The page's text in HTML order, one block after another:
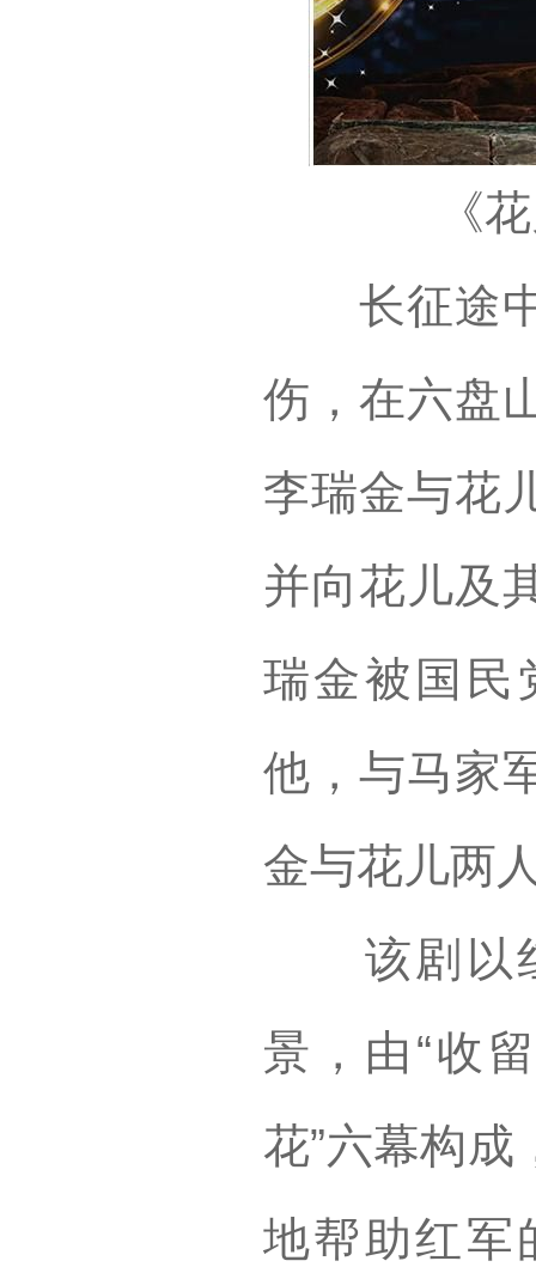
《
长征途中
伤，在六盘
李瑞金与花
并向花儿及
瑞金被国民
他，与马家
金与花儿两
该剧以红
景，由“收留
花”六幕构
地帮助红军